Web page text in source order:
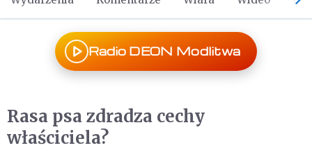
Radio DEON Modlitwa
Rasa psa zdradza cechy
właściciela?